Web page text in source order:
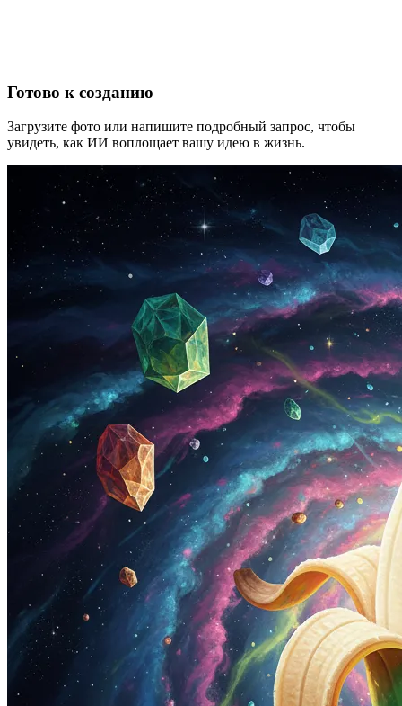
Готово к созданию
Загрузите фото или напишите подробный запрос, чтобы
увидеть, как ИИ воплощает вашу идею в жизнь.